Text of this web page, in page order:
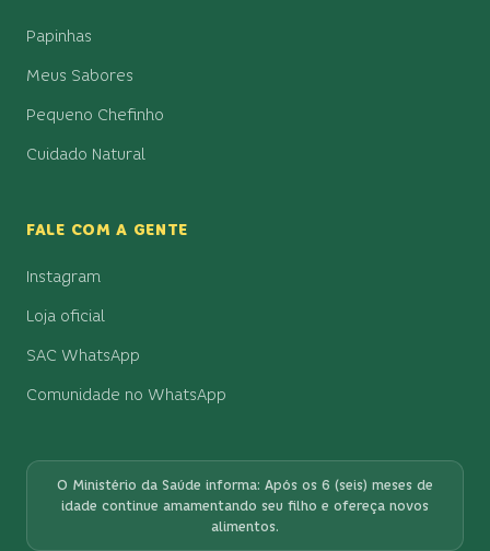
Papinhas
Meus Sabores
Pequeno Chefinho
Cuidado Natural
FALE COM A GENTE
Instagram
Loja oficial
SAC WhatsApp
Comunidade no WhatsApp
O Ministério da Saúde informa: Após os 6 (seis) meses de
idade continue amamentando seu filho e ofereça novos
alimentos.